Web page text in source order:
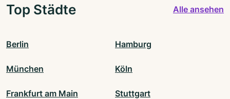
Top Städte Alle ansehen
Berlin Hamburg
München Köln
Frankfurt am Main Stuttgart